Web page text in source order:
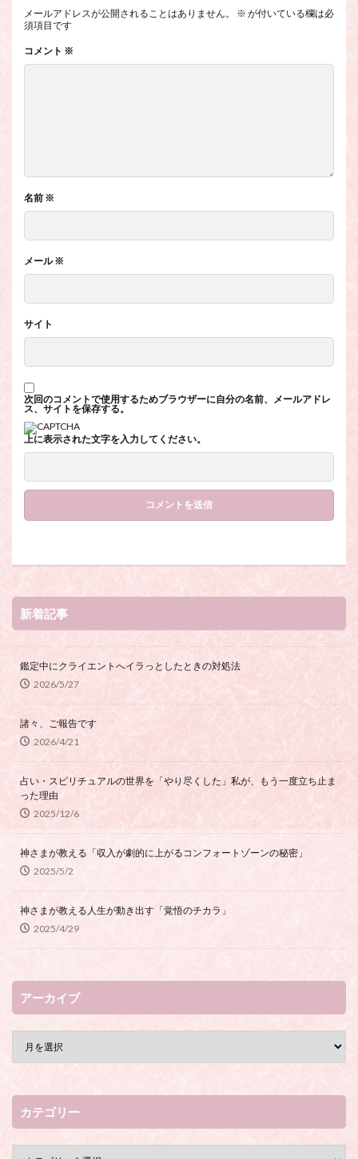
メールアドレスが公開されることはありません。 ※ が付いている欄は必
須項目です
コメント ※
名前 ※
メール※
サイト
次回のコメントで使用するためブラウザーに自分の名前、メールアドレ
ス、サイトを保存する。
上に表示された文字を入力してください。
新着記事
鑑定中にクライエントへイラっとしたときの対処法
2026/5/27
諸々、ご報告です
2026/4/21
占い・スピリチュアルの世界を「やり尽くした」私が、もう一度立ち止ま
った理由
2025/12/6
神さまが教える「収入が劇的に上がるコンフォートゾーンの秘密」
2025/5/2
神さまが教える人生が動き出す「覚悟のチカラ」
2025/4/29
アーカイブ
カテゴリー